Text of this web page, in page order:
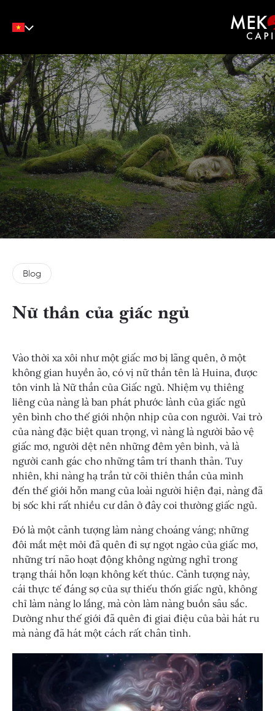
English
Tiếng Việt
中文
Blog
Nữ thần của giấc ngủ
Vào thời xa xôi như một giấc mơ bị lãng quên, ở một
không gian huyền ảo, có vị nữ thần tên là Huina, được
tôn vinh là Nữ thần của Giấc ngủ. Nhiệm vụ thiêng
liêng của nàng là ban phát phước lành của giấc ngủ
yên bình cho thế giới nhộn nhịp của con người. Vai trò
của nàng đặc biệt quan trọng, vì nàng là người bảo vệ
giấc mơ, người dệt nên những đêm yên bình, và là
người canh gác cho những tâm trí thanh thản. Tuy
nhiên, khi nàng hạ trần từ cõi thiên thần của mình
đến thế giới hỗn mang của loài người hiện đại, nàng đã
bị sốc khi rất nhiều cư dân ở đây coi thường giấc ngủ.
Đó là một cảnh tượng làm nàng choáng váng; những
đôi mắt mệt mỏi đã quên đi sự ngọt ngào của giấc mơ,
những trí não hoạt động không ngừng nghỉ trong
trạng thái hỗn loạn không kết thúc. Cảnh tượng này,
cái thực tế đáng sợ của sự thiếu thốn giấc ngủ, không
chỉ làm nàng lo lắng, mà còn làm nàng buồn sâu sắc.
Dường như thế giới đã quên đi giai điệu của bài hát ru
mà nàng đã hát một cách rất chân tình.